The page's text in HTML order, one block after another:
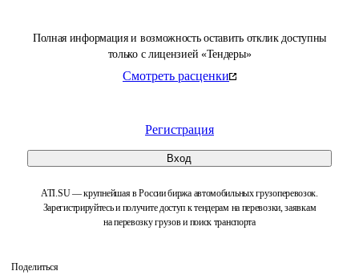
Полная информация и возможность оставить отклик доступны
только с лицензией «Тендеры»
Смотреть расценки
Регистрация
Вход
ATI.SU — крупнейшая в России биржа автомобильных грузоперевозок.
Зарегистрируйтесь и получите доступ к тендерам на перевозки, заявкам
на перевозку грузов и поиск транспорта
Поделиться